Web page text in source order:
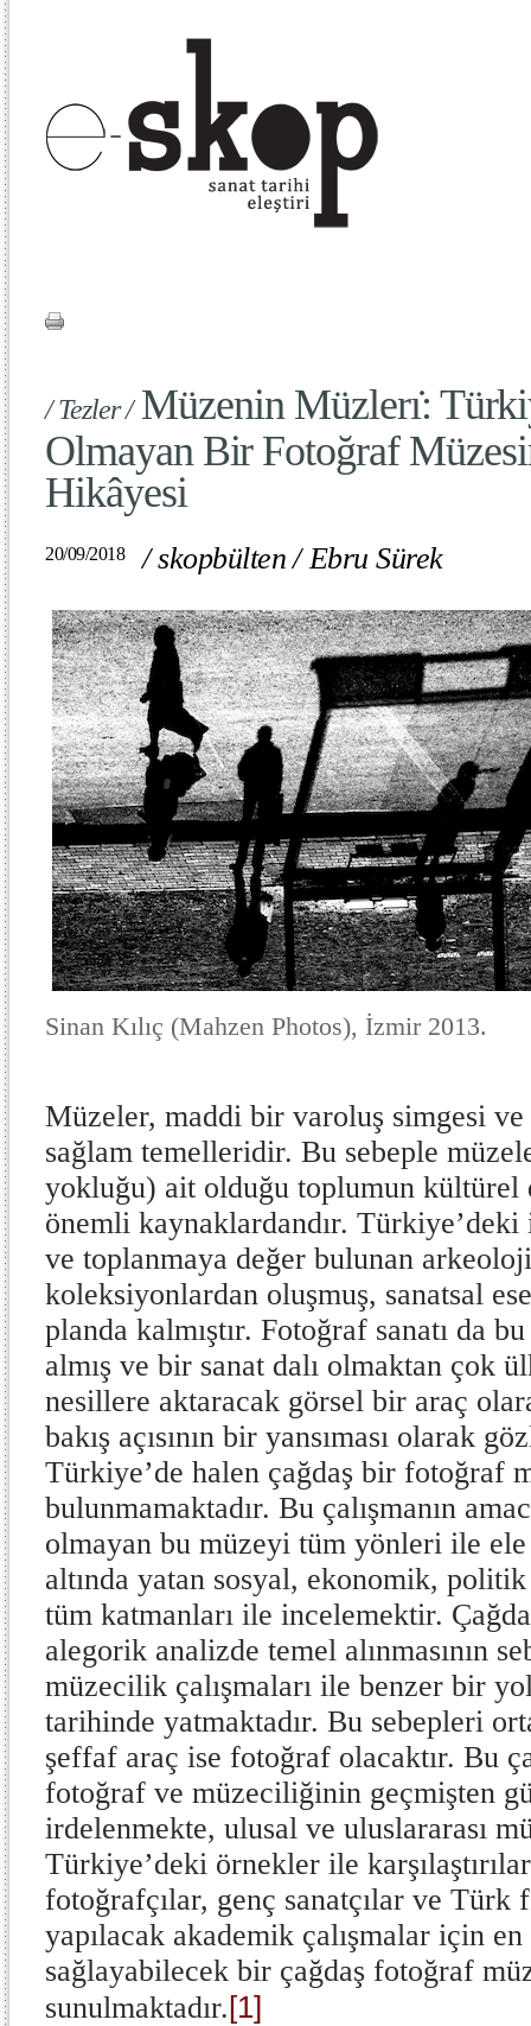
/ Tezler /Müzenin Müzlerı̇:
Olmayan Bir Fotoğraf
Hikâyesi
20/09/2018 /skopbülten /Ebru Sürek
Sinan Kılıç (Mahzen Photos), İzmir 2013.
Müzeler, maddi bir varoluş simgesi ve
sağlam temelleridir. Bu sebeple
yokluğu) ait olduğu toplumun kültürel
önemli kaynaklardandır.
ve toplanmaya değer bulunan
koleksiyonlardan oluşmuş, sanatsal
planda kalmıştır. Fotoğraf sanatı da
almış ve bir sanat dalı olmaktan çok
nesillere aktaracak görsel bir araç
bakış açısının bir yansıması olarak
Türkiye’de halen çağdaş bir fotoğraf
bulunmamaktadır. Bu çalışmanın
olmayan bu müzeyi tüm yönleri ile
altında yatan sosyal, ekonomik,
tüm katmanları ile incelemektir.
alegorik analizde temel alınmasının
müzecilik çalışmaları ile benzer bir
tarihinde yatmaktadır. Bu sebepleri
şeffaf araç ise fotoğraf olacaktır. Bu
fotoğraf ve müzeciliğinin geçmişten
irdelenmekte, ulusal ve uluslararası
Türkiye’deki örnekler ile
fotoğrafçılar, genç sanatçılar ve Türk
yapılacak akademik çalışmalar için
sağlayabilecek bir çağdaş fotoğraf
sunulmaktadır.[1]